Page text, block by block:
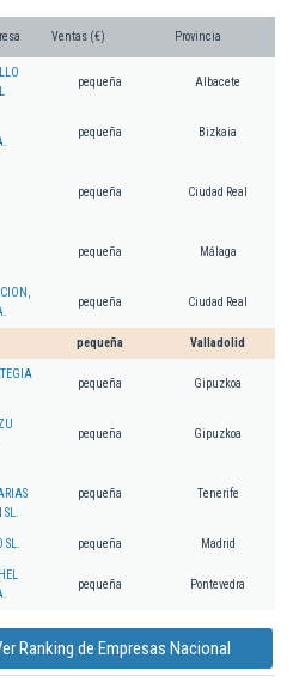
Ventas (€) Provincia
pequeña Albacete
pequeña Bizkaia
pequeña Ciudad Real
pequeña Málaga
pequeña Ciudad Real
pequeña Valladolid
pequeña Gipuzkoa
pequeña Gipuzkoa
pequeña Tenerife
pequeña Madrid
pequeña Pontevedra
Ranking de Empresas Nacional